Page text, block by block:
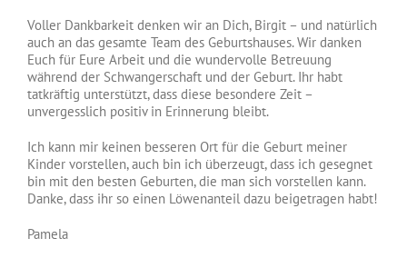
Voller Dankbarkeit denken wir an Dich, Birgit – und natürlich
auch an das gesamte Team des Geburtshauses. Wir danken
Euch für Eure Arbeit und die wundervolle Betreuung
während der Schwangerschaft und der Geburt. Ihr habt
tatkräftig unterstützt, dass diese besondere Zeit –
unvergesslich positiv in Erinnerung bleibt.
Ich kann mir keinen besseren Ort für die Geburt meiner
Kinder vorstellen, auch bin ich überzeugt, dass ich gesegnet
bin mit den besten Geburten, die man sich vorstellen kann.
Danke, dass ihr so einen Löwenanteil dazu beigetragen habt!
Pamela